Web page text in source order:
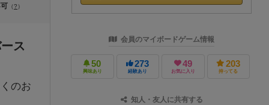
（? ）
ス
のお
会員のマイボードゲーム情報
50
興味あり
273
経験あり
49
お気に入り
203
持ってる
知人・友人に共有する